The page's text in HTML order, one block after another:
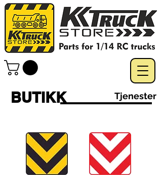
BUTIKK Tjenester